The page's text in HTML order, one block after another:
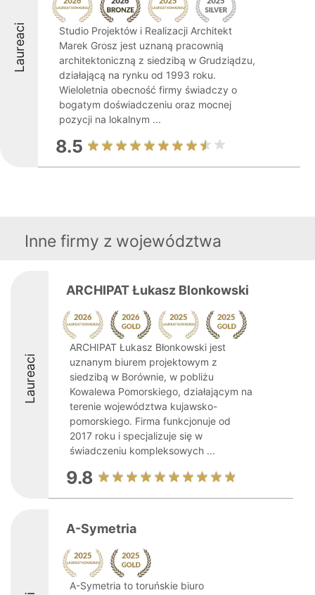
Laureaci
Studio Projektów i Realizacji Architekt
Marek Grosz jest uznaną pracownią
architektoniczną z siedzibą w Grudziądzu,
działającą na rynku od 1993 roku.
Wieloletnia obecność firmy świadczy o
bogatym doświadczeniu oraz mocnej
pozycji na lokalnym ...
8.5
Inne firmy z województwa
Laureaci
ARCHIPAT Łukasz Blonkowski
ARCHIPAT Łukasz Błonkowski jest
uznanym biurem projektowym z
siedzibą w Borównie, w pobliżu
Kowalewa Pomorskiego, działającym na
terenie województwa kujawsko-
pomorskiego. Firma funkcjonuje od
2017 roku i specjalizuje się w
świadczeniu kompleksowych ...
9.8
A-Symetria
A-Symetria to toruńskie biuro